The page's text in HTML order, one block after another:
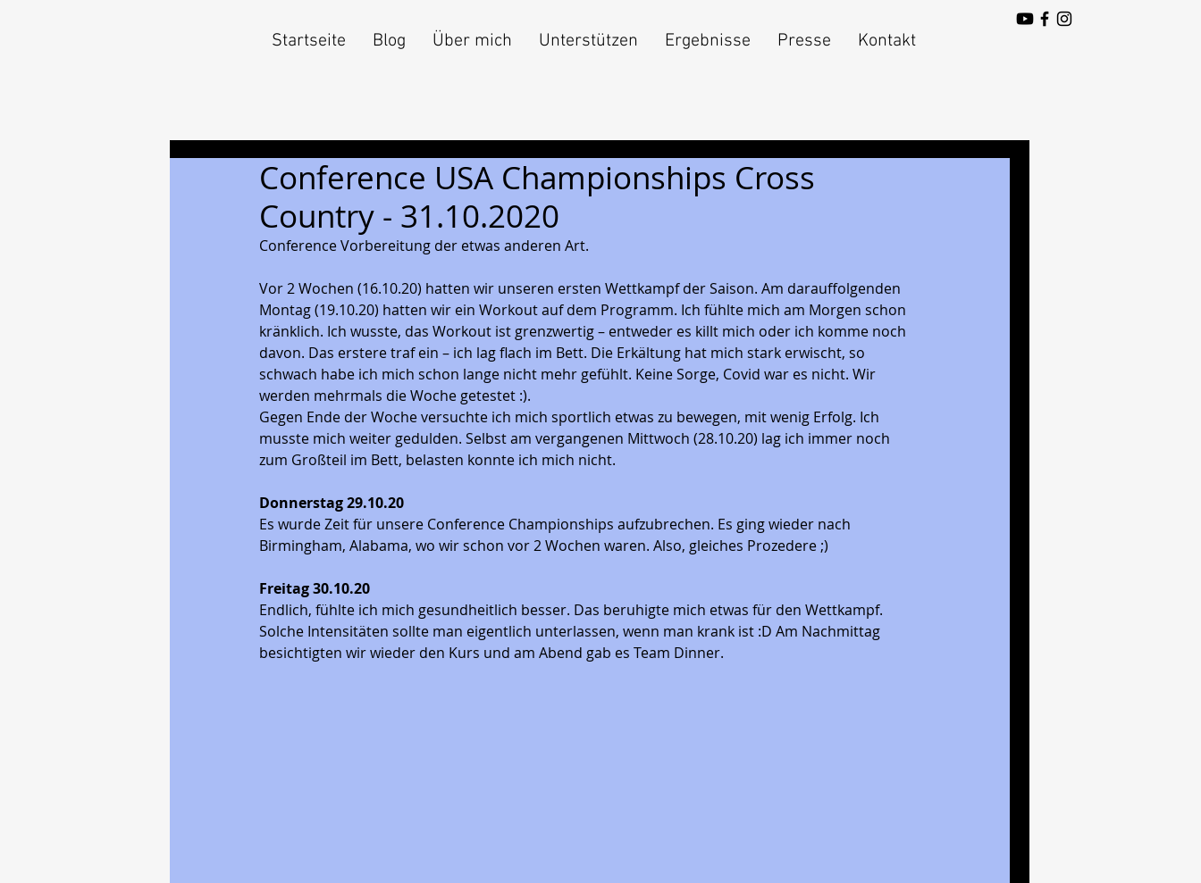
Startseite Blog Über mich Unterstützen Ergebnisse Presse Kontakt
Conference USA Championships Cross
Country - 31.10.2020
Conference Vorbereitung der etwas anderen Art.
Vor 2 Wochen (16.10.20) hatten wir unseren ersten Wettkampf der Saison. Am darauffolgenden
Montag (19.10.20) hatten wir ein Workout auf dem Programm. Ich fühlte mich am Morgen schon
kränklich. Ich wusste, das Workout ist grenzwertig – entweder es killt mich oder ich komme noch
davon. Das erstere traf ein – ich lag flach im Bett. Die Erkältung hat mich stark erwischt, so
schwach habe ich mich schon lange nicht mehr gefühlt. Keine Sorge, Covid war es nicht. Wir
werden mehrmals die Woche getestet :).
Gegen Ende der Woche versuchte ich mich sportlich etwas zu bewegen, mit wenig Erfolg. Ich
musste mich weiter gedulden. Selbst am vergangenen Mittwoch (28.10.20) lag ich immer noch
zum Großteil im Bett, belasten konnte ich mich nicht.
Donnerstag 29.10.20
Es wurde Zeit für unsere Conference Championships aufzubrechen. Es ging wieder nach
Birmingham, Alabama, wo wir schon vor 2 Wochen waren. Also, gleiches Prozedere ;)
Freitag 30.10.20
Endlich, fühlte ich mich gesundheitlich besser. Das beruhigte mich etwas für den Wettkampf.
Solche Intensitäten sollte man eigentlich unterlassen, wenn man krank ist :D Am Nachmittag
besichtigten wir wieder den Kurs und am Abend gab es Team Dinner.